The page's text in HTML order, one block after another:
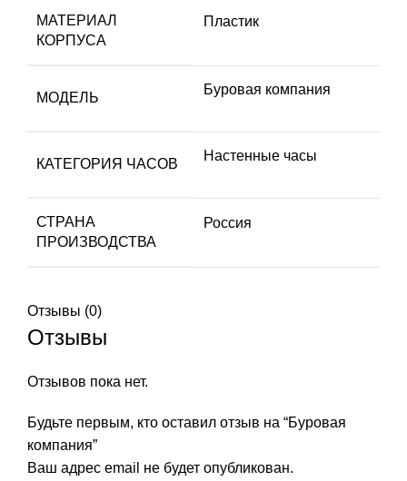
МАТЕРИАЛ
КОРПУСА
Пластик
МОДЕЛЬ
Буровая компания
КАТЕГОРИЯ ЧАСОВ
Настенные часы
СТРАНА
ПРОИЗВОДСТВА
Россия
Отзывы (0)
Отзывы
Отзывов пока нет.
Будьте первым, кто оставил отзыв на “Буровая
компания”
Ваш адрес email не будет опубликован.